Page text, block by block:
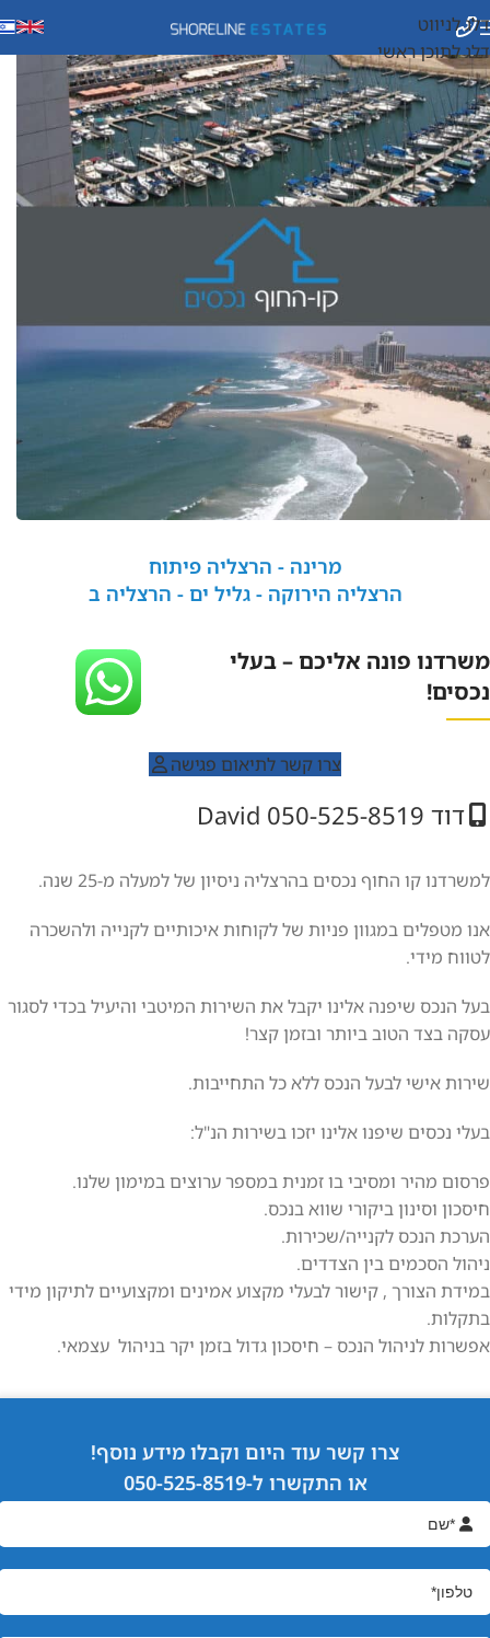
דלג לניווט
דלג לתוכן ראשי
מרינה - הרצליה פיתוח
הרצליה הירוקה - גליל ים - הרצליה ב
משרדנו פונה אליכם – בעלי
נכסים!
צרו קשר לתיאום פגישה
דוד David 050-525-8519
למשרדנו קו החוף נכסים בהרצליה ניסיון של למעלה מ-25 שנה.
אנו מטפלים במגוון פניות של לקוחות איכותיים לקנייה ולהשכרה
לטווח מידי.
בעל הנכס שיפנה אלינו יקבל את השירות המיטבי והיעיל בכדי לסגור
עסקה בצד הטוב ביותר ובזמן קצר!
שירות אישי לבעל הנכס ללא כל התחייבות.
בעלי נכסים שיפנו אלינו יזכו בשירות הנ"ל:
פרסום מהיר ומסיבי בו זמנית במספר ערוצים במימון שלנו.
חיסכון וסינון ביקורי שווא בנכס.
הערכת הנכס לקנייה/שכירות.
ניהול הסכמים בין הצדדים.
במידת הצורך , קישור לבעלי מקצוע אמינים ומקצועיים לתיקון מידי
בתקלות.
אפשרות לניהול הנכס – חיסכון גדול בזמן יקר בניהול עצמאי.
צרו קשר עוד היום וקבלו מידע נוסף!
או התקשרו ל-‏050-525-8519‏